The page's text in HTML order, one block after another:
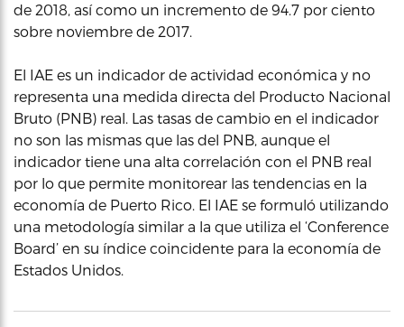
de 2018, así como un incremento de 94.7 por ciento
sobre noviembre de 2017.
El IAE es un indicador de actividad económica y no
representa una medida directa del Producto Nacional
Bruto (PNB) real. Las tasas de cambio en el indicador
no son las mismas que las del PNB, aunque el
indicador tiene una alta correlación con el PNB real
por lo que permite monitorear las tendencias en la
economía de Puerto Rico. El IAE se formuló utilizando
una metodología similar a la que utiliza el ‘Conference
Board’ en su índice coincidente para la economía de
Estados Unidos.